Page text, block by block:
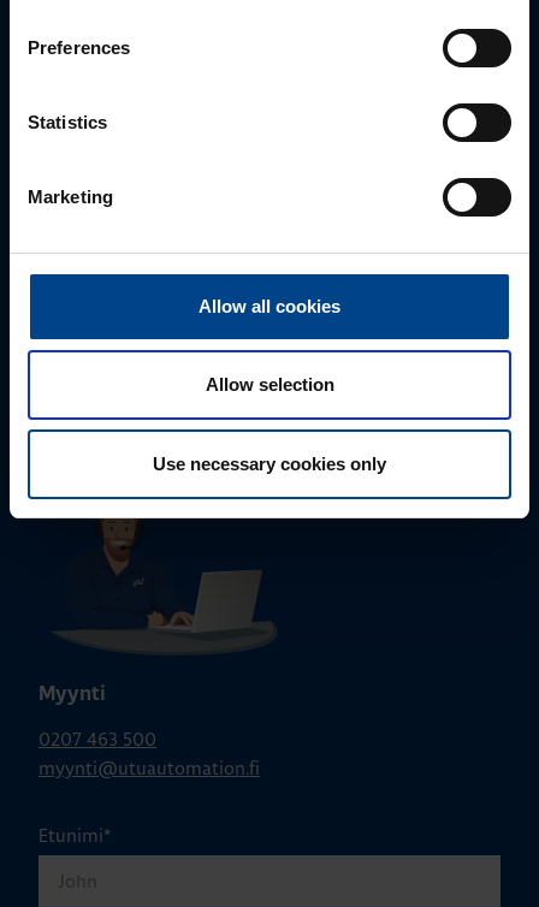
Preferences
Statistics
Marketing
Allow all cookies
Allow selection
Use necessary cookies only
0207 463 515
tuki@utuautomation.fi
Myynti
0207 463 500
myynti@utuautomation.fi
Etunimi*